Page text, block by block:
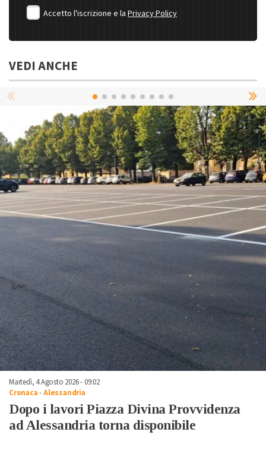
Accetto l'iscrizione e la Privacy Policy
VEDI ANCHE
Martedì, 4 Agosto 2026 - 09:02
Cronaca-Alessandria
Dopo i lavori Piazza Divina Provvidenza
ad Alessandria torna disponibile